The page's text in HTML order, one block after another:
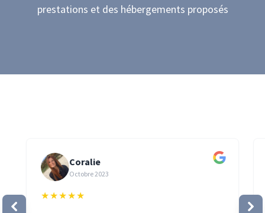
Coralie
Octobre 2023
★★★★★
prestations et des hébergements proposés